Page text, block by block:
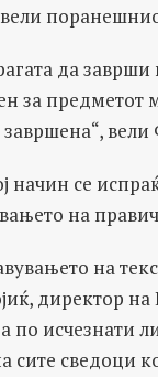
да
за предметот
вели
начин се
на
на
директор на
по исчезнати
сите сведоци